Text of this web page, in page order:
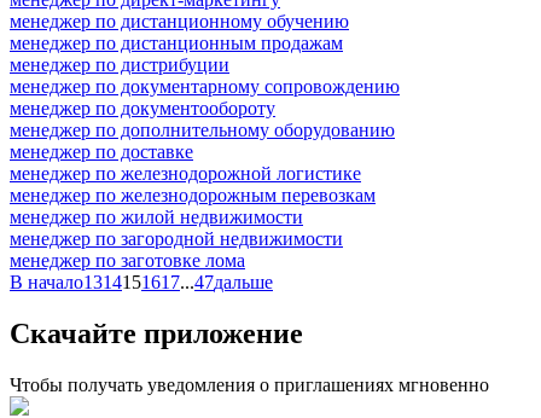
менеджер по дистанционному обучению
менеджер по дистанционным продажам
менеджер по дистрибуции
менеджер по документарному сопровождению
менеджер по документообороту
менеджер по дополнительному оборудованию
менеджер по доставке
менеджер по железнодорожной логистике
менеджер по железнодорожным перевозкам
менеджер по жилой недвижимости
менеджер по загородной недвижимости
менеджер по заготовке лома
В начало1314151617...47дальше
Скачайте приложение
Чтобы получать уведомления о приглашениях мгновенно